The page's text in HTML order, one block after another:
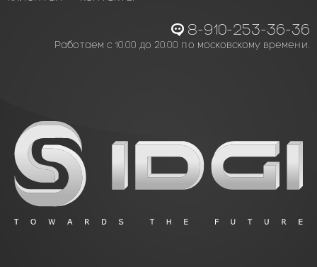
8-910-253-36-36
Работаем с 10.00 до 20.00 по московскому времени.